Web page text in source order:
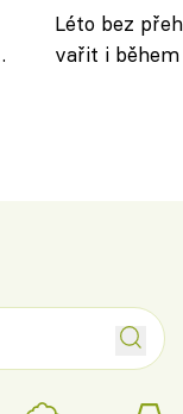
Léto bez
vařit i